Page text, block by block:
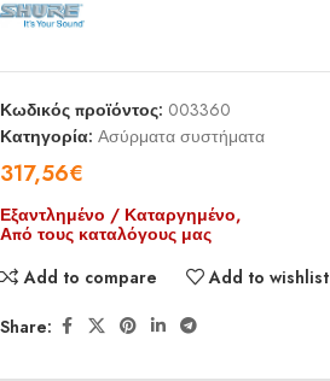
Κωδικός προϊόντος: 003360
Κατηγορία: Ασύρματα συστήματα
317,56€
Εξαντλημένο / Καταργημένο,
Από τους καταλόγους μας
Add to compare
Add to wishlist
Share: